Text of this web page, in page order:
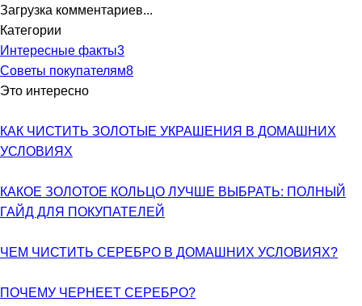
Загрузка комментариев...
Категории
Интересные факты3
Советы покупателям8
Это интересно
КАК ЧИСТИТЬ ЗОЛОТЫЕ УКРАШЕНИЯ В ДОМАШНИХ
УСЛОВИЯХ
КАКОЕ ЗОЛОТОЕ КОЛЬЦО ЛУЧШЕ ВЫБРАТЬ: ПОЛНЫЙ
ГАЙД ДЛЯ ПОКУПАТЕЛЕЙ
ЧЕМ ЧИСТИТЬ СЕРЕБРО В ДОМАШНИХ УСЛОВИЯХ?
ПОЧЕМУ ЧЕРНЕЕТ СЕРЕБРО?